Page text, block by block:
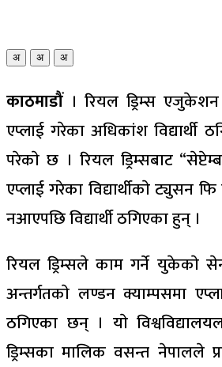
अ अ अ
काठमाडौं। रियल ड्रिम्स
एप्लाई गरेका अधिकांश विद्यार्थी
परेकाे छ । रियल ड्रिम्सबाट
एप्लाई गरेका विद्यार्थीकाे ट्युसन
नआएपछि विद्यार्थी ठगिएका हुन् ।
रियल ड्रिम्सले काम गर्ने युकेकाे
अन्तर्गतकाे लण्डन क्याम्पसमा
ठगिएका छन् । याे
ड्रिम्सका मालिक वसन्त नेपालले